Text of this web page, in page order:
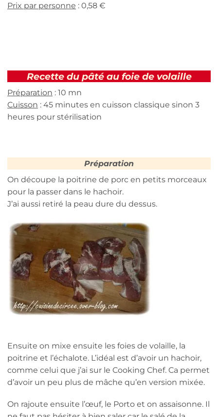
Prix par personne : 0,58 €
Recette du pâté au foie de volaille
Préparation : 10 mn
Cuisson : 45 minutes en cuisson classique sinon 3
heures pour stérilisation
Préparation
On découpe la poitrine de porc en petits morceaux
pour la passer dans le hachoir.
J’ai aussi retiré la peau dure du dessus.
Ensuite on mixe ensuite les foies de volaille, la
poitrine et l’échalote. L’idéal est d’avoir un hachoir,
comme celui que j’ai sur le Cooking Chef. Ca permet
d’avoir un peu plus de mâche qu’en version mixée.
On rajoute ensuite l’œuf, le Porto et on assaisonne. Il